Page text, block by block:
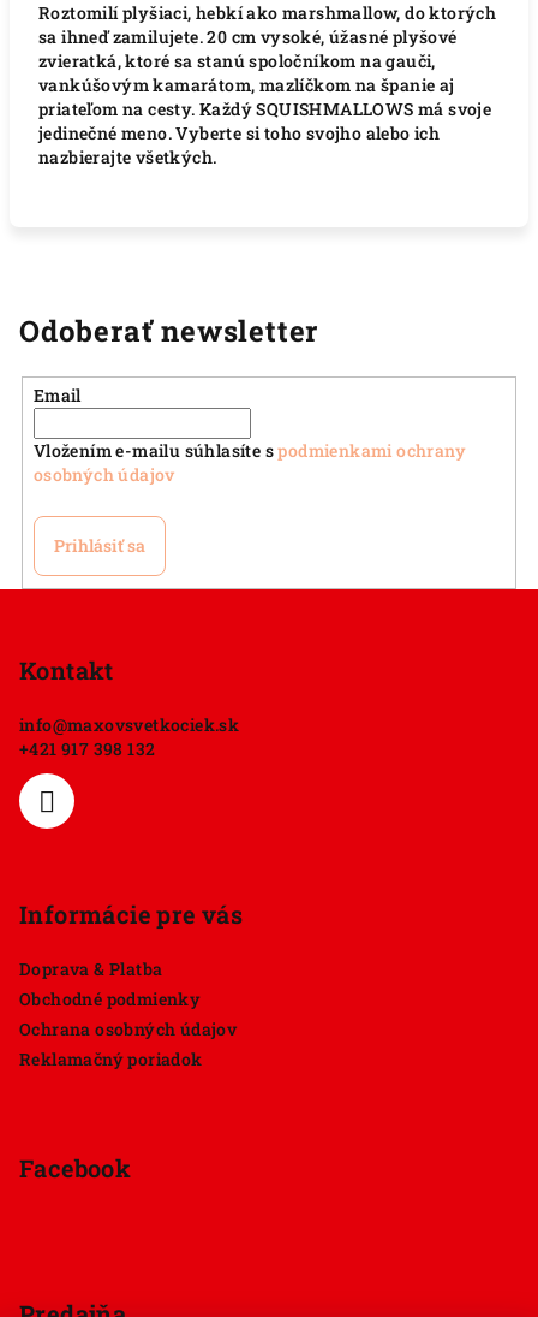
Roztomilí plyšiaci, hebkí ako marshmallow, do ktorých
sa ihneď zamilujete.20 cm vysoké, úžasné plyšové
zvieratká, ktoré sa stanú spoločníkom na gauči,
vankúšovým kamarátom, mazlíčkom na španie aj
priateľom na cesty.Každý SQUISHMALLOWS má svoje
jedinečné meno.Vyberte si toho svojho alebo ich
nazbierajte všetkých.
Odoberať newsletter
Email
Vložením e-mailu súhlasíte spodmienkami ochrany
osobných údajov
Prihlásiť sa
Kontakt
info@maxovsvetkociek.sk
+421 917 398 132
Informácie pre vás
Doprava & Platba
Obchodné podmienky
Ochrana osobných údajov
Reklamačný poriadok
Facebook